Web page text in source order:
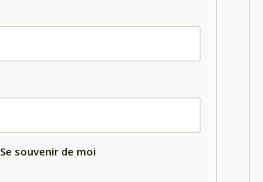
Se souvenir de moi